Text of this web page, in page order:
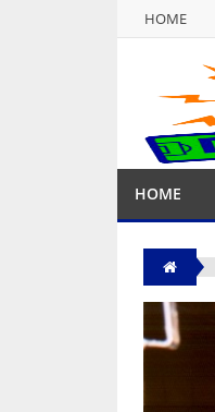
HOME
HOME